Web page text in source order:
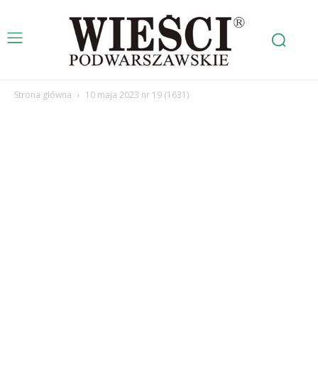
Strona główna 10 maja 2023 nr 19 (1631)